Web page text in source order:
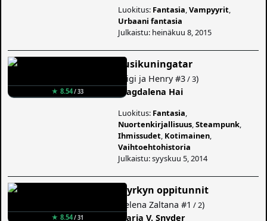
Luokitus: Fantasia ,Vampyyrit
Urbaani fantasia
Julkaistu: heinäkuu 8, 2015
★ 8.54/ 33
Susikuningatar
Gigi ja Henry#3/ 3)
Magdalena Hai
Luokitus: Fantasia
Nuortenkirjallisuus ,Steampunk
Ihmissudet Kotimainen
Vaihtoehtohistoria
Julkaistu: syyskuu 5, 2014
★ 8.54/ 31
Myrkyn oppitunnit
Yelena Zaltana #1 / 2)
Maria V. Snyder